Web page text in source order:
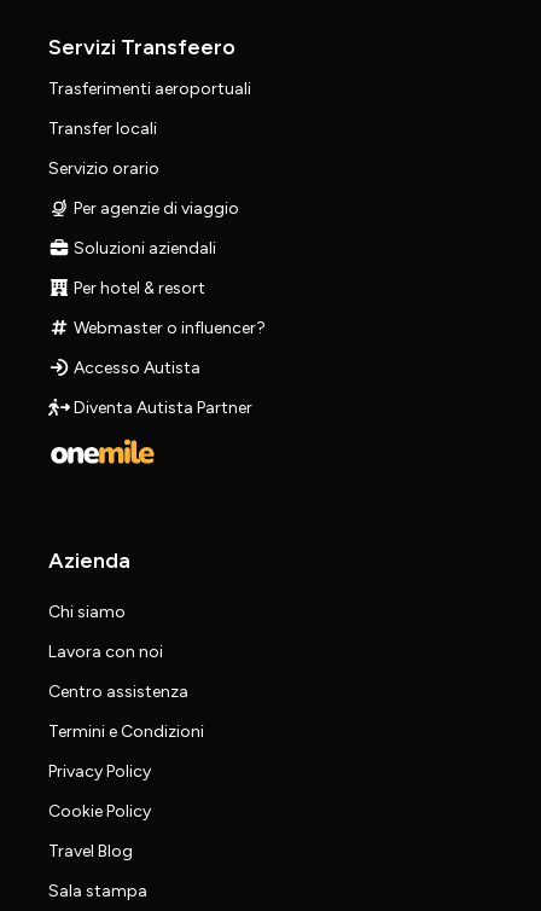
Servizi Transfeero
Trasferimenti aeroportuali
Transfer locali
Servizio orario
Per agenzie di viaggio
Soluzioni aziendali
Per hotel & resort
Webmaster o influencer?
Accesso Autista
Diventa Autista Partner
Azienda
Chi siamo
Lavora con noi
Centro assistenza
Termini e Condizioni
Privacy Policy
Cookie Policy
Travel Blog
Sala stampa